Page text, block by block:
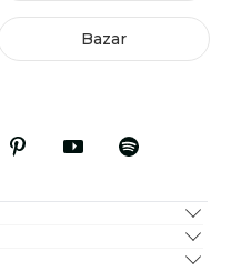
Bazar